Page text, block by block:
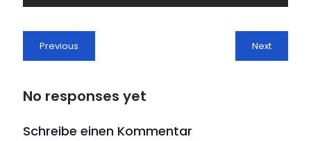
Previous Next
No responses yet
Schreibe einen Kommentar